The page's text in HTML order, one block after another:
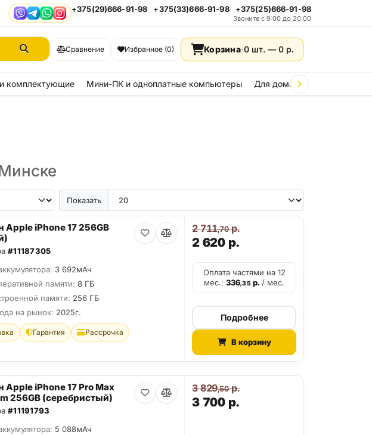
ViberTelegram
WhatsApp
Instagram
+375(29)666-91-98 +375(33)666-91-98 +375(25)666-91-98
Звоните с 9:00 до 20:00
Сравнение Избранное (0) Корзина·0 шт. — 0 р.
комплектующие Мини-ПК и одноплатные компьютеры Для дома и дачи
Показать
Apple iPhone 17 256GB
#11187305
3 692мАч
памяти: 8 ГБ
памяти: 256 ГБ
на рынок: 2025г.
Гарантия Рассрочка
2 620 р.
2 711,70р.
Оплата частями на 12
мес.:336,35р./ мес.
Подробнее
В корзину
Apple iPhone 17 Pro Max
256GB (серебристый)
#11191793
5 088мАч
3 700 р.
3 829,50р.